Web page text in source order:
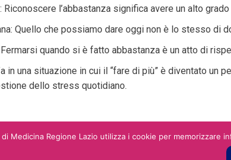
Riconoscere l’abbastanza significa avere un alto
Quello che possiamo dare oggi non è lo stesso di
quando si è fatto abbastanza è un atto di
in una situazione in cui il “fare di più” è diventato
dello stress quotidiano.
Medicina Regione Lazio utilizza i cookie per